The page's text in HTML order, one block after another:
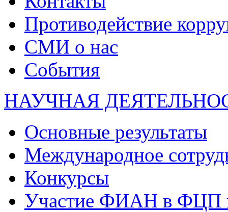
Противодействие
СМИ о нас
События
НАУЧНАЯ
Основные результаты
Международное
Конкурсы
Участие ФИАН в ФЦП